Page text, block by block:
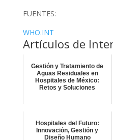
FUENTES:
WHO.INT
Artículos de
Gestión y Tratamiento de
Aguas Residuales en
Hospitales de México:
Retos y Soluciones
Hospitales del Futuro:
Innovación, Gestión y
Diseño Humano